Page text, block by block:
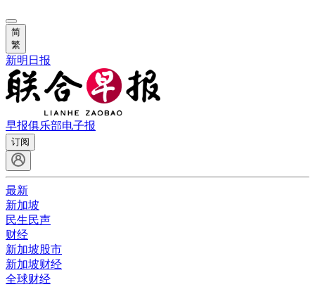
简
繁
新明日报
早报俱乐部电子报
订阅
最新
新加坡
民生民声
财经
新加坡股市
新加坡财经
全球财经